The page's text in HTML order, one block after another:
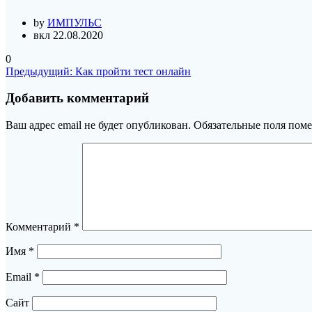
by ИМПУЛЬС
вкл 22.08.2020
0
Навигация
по
записям
Предыдущий: Предыдущая
Как пройти тест онлайн
Добавить комментарий
Ваш адрес email не будет опубликован. Обязательные поля
Комментарий *
Имя *
Email *
Сайт